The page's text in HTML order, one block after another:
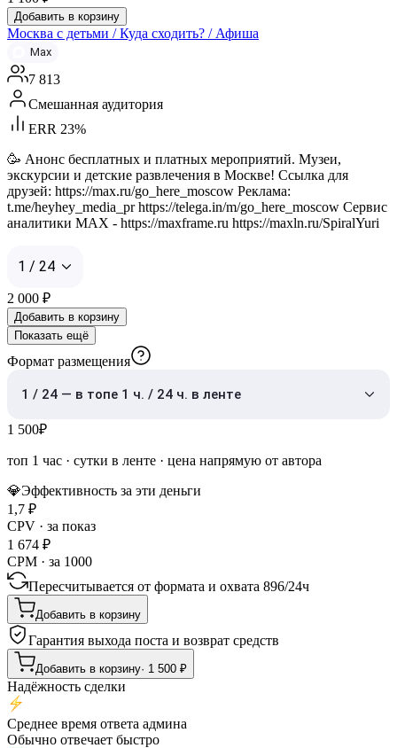
Добавить в корзину
Москва с детьми / Куда сходить? / Афиша
Max
7 813
Смешанная аудитория
ERR 23%
🥳 Анонс бесплатных и платных мероприятий. Музеи,
экскурсии и детские развлечения в Москве! Ссылка для
друзей: https://max.ru/go_here_moscow Реклама:
t.me/heyhey_media_pr https://telega.in/m/go_here_moscow Сервис
аналитики MAX - https://maxframe.ru https://maxln.ru/SpiralYuri
1 / 24
2 000 ₽
Добавить в корзину
Показать ещё
Формат размещения
1 / 24 — в топе 1 ч. / 24 ч. в ленте
1 500₽
топ 1 час · сутки в ленте · цена напрямую от автора
💎Эффективность за эти деньги
1,7 ₽
CPV · за показ
1 674 ₽
CPM · за 1000
Пересчитывается от формата и охвата 896/24ч
Добавить в корзину
Гарантия выхода поста и возврат средств
Добавить в корзину· 1 500 ₽
Надёжность сделки
Среднее время ответа админа
Обычно отвечает быстро